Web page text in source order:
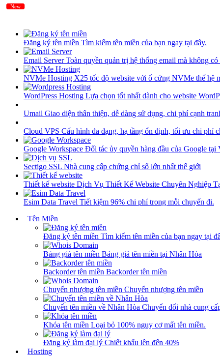
Đăng ký tên miền Tìm kiếm tên miền của bạn ngay tại đây.
Email ServerToàn quyền quản trị hệ thống email mà không
NVMe Hosting X25 tốc độ website với ổ cứng NVMe thế hệ
WordPress Hosting Lựa chọn tốt nhất dành cho website
Umail Giao diện thân thiện, dễ dàng sử dụng, chi phí cạnh
Cloud VPS Cấu hình đa dạng, hạ tầng ổn định, tối ưu chi phí
Google Workspace Đối tác ủy quyền hàng đầu của Google tại
Sectigo SSL Nhà cung cấp chứng chỉ số lớn nhất thế giới
Thiết kế website Dịch Vụ Thiết Kế Website Chuyên Nghiệp
Esim Data Travel Tiết kiệm 96% chi phí trong mỗi chuyến đi.
Tên Miền
Đăng ký tên miền Tìm kiếm tên miền của bạn ngay tại
Bảng giá tên miền Bảng giá tên miền tại Nhân Hòa
Backorder tên miền Backorder tên miền
Chuyển nhượng tên miền Chuyển nhượng tên miền
Chuyển tên miền về Nhân Hòa Chuyển đổi nhà cung
Khóa tên miền Loại bỏ 100% nguy cơ mất tên miền.
Đăng ký làm đại lý Chiết khấu lên đến 40%
Hosting
New
New